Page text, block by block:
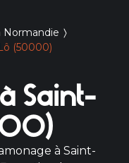
Normandie
(50000)
Saint-
à Saint-